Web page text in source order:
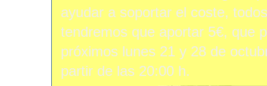
ayudar a soportar el coste,
tendremos que aportar 5€, que
próximos lunes 21 y 28 de
partir de las 20:00 h.